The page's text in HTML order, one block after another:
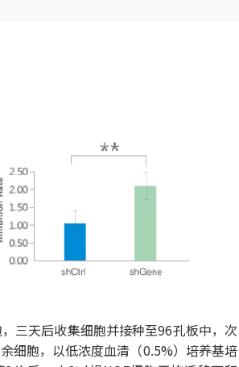
三天后收集细胞并接种至96孔板中，次
细胞，以低浓度血清（0.5%）培养基培